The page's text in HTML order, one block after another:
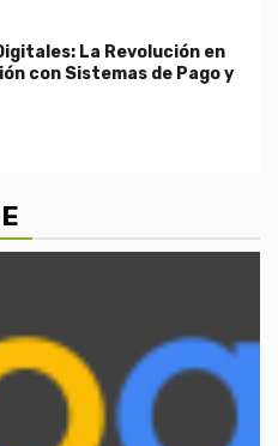
La Revolución en
con Sistemas de Pago y